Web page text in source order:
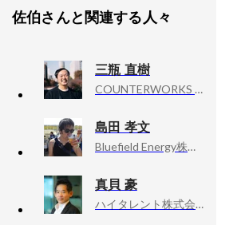
佐伯さんと関連する人々
三瓶 直樹
COUNTERWORKS inc, CEO
島田 孝文
Bluefield Energy株式会社, 代表取締役
真貝 豪
ハイタレント株式会社, 代表直轄 グロースオフィサー